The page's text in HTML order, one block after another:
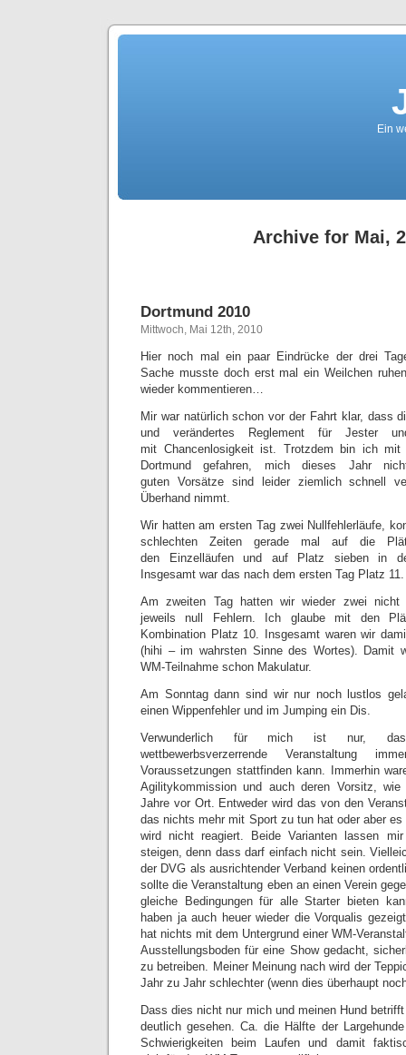
Ein
Archive for Mai,
Dortmund 2010
Mittwoch, Mai 12th, 2010
Hier noch mal ein paar Eindrücke der drei
Sache musste doch erst mal ein Weilchen
wieder kommentieren…
Mir war natürlich schon vor der Fahrt klar, dass
und verändertes Reglement für Jester
mit Chancenlosigkeit ist. Trotzdem bin ich
Dortmund gefahren, mich dieses Jahr
guten Vorsätze sind leider ziemlich schnell
Überhand nimmt.
Wir hatten am ersten Tag zwei Nullfehlerläufe,
schlechten Zeiten gerade mal auf die
den Einzelläufen und auf Platz sieben in
Insgesamt war das nach dem ersten Tag Platz 11.
Am zweiten Tag hatten wir wieder zwei nicht
jeweils null Fehlern. Ich glaube mit den
Kombination Platz 10. Insgesamt waren wir
(hihi – im wahrsten Sinne des Wortes). Damit
WM-Teilnahme schon Makulatur.
Am Sonntag dann sind wir nur noch lustlos
einen Wippenfehler und im Jumping ein Dis.
Verwunderlich für mich ist nur,
wettbewerbsverzerrende Veranstaltung
Voraussetzungen stattfinden kann. Immerhin
Agilitykommission und auch deren Vorsitz,
Jahre vor Ort. Entweder wird das von den
das nichts mehr mit Sport zu tun hat oder aber
wird nicht reagiert. Beide Varianten lassen
steigen, denn dass darf einfach nicht sein.
der DVG als ausrichtender Verband keinen
sollte die Veranstaltung eben an einen Verein
gleiche Bedingungen für alle Starter bieten
haben ja auch heuer wieder die Vorqualis
hat nichts mit dem Untergrund einer WM-
Ausstellungsboden für eine Show gedacht,
zu betreiben. Meiner Meinung nach wird der
Jahr zu Jahr schlechter (wenn dies überhaupt
Dass dies nicht nur mich und meinen Hund
deutlich gesehen. Ca. die Hälfte der
Schwierigkeiten beim Laufen und damit